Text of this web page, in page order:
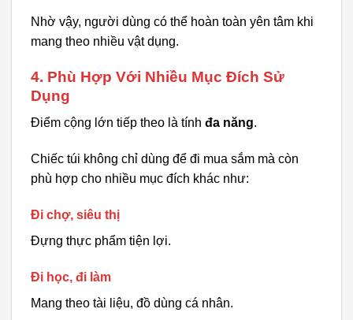
Nhờ vậy, người dùng có thể hoàn toàn yên tâm khi
mang theo nhiều vật dụng.
4. Phù Hợp Với Nhiều Mục Đích Sử
Dụng
Điểm cộng lớn tiếp theo là tính đa năng.
Chiếc túi không chỉ dùng để đi mua sắm mà còn
phù hợp cho nhiều mục đích khác như:
Đi chợ, siêu thị
Đựng thực phẩm tiện lợi.
Đi học, đi làm
Mang theo tài liệu, đồ dùng cá nhân.